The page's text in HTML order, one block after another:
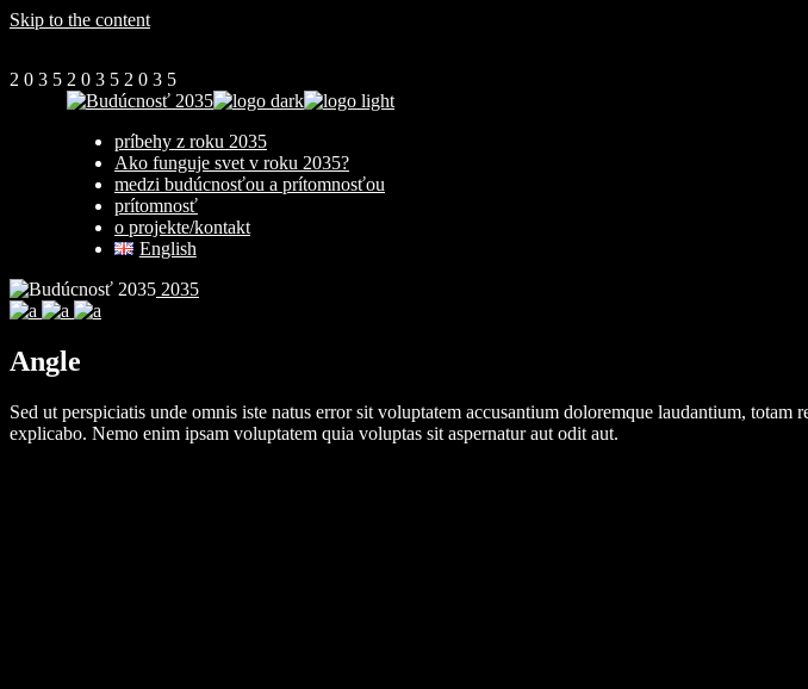
Skip to the content
2 0 3 5 2 0 3 5 2 0 3 5
príbehy z roku 2035
Ako funguje svet v roku 2035?
medzi budúcnosťou a prítomnosťou
prítomnosť
o projekte/kontakt
English
2035
Angle
Sed ut perspiciatis unde omnis iste natus error sit voluptatem accusantium doloremque laudantium,
explicabo. Nemo enim ipsam voluptatem quia voluptas sit aspernatur aut odit aut.